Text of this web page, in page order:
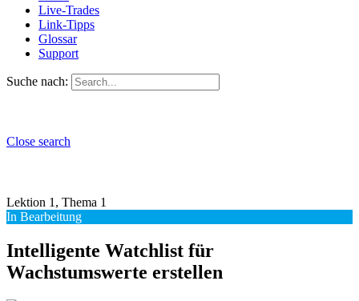
Live-Trades
Link-Tipps
Glossar
Support
Suche nach:
Close search
Lektion 1, Thema 1
In Bearbeitung
Intelligente Watchlist für
Wachstumswerte erstellen